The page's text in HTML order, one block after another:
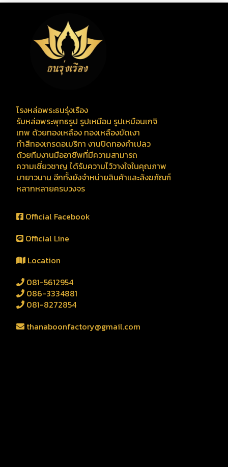
โรงหล่อพระธนรุ่งเรือง
รับหล่อพระพุทธรูป รูปเหมือน รูปเหมือนเกจิ
เทพ ด้วยทองเหลือง ทองเหลืองขัดเงา
ทำสีทองเกรดอเมริกา งานปิดทองคำเปลว
ด้วยทีมงานมืออาชีพที่มีความสามารถ
ความเชี่ยวชาญ ได้รับความไว้วางใจในคุณภาพ
มายาวนาน อีกทั้งยังจำหน่ายสินค้าและสังฆภัณฑ์
หลากหลายครบวงจร
Official Facebook
Official Line
Location
081-5612954
086-3334881
081-8272854
thanaboonfactory@gmail.com